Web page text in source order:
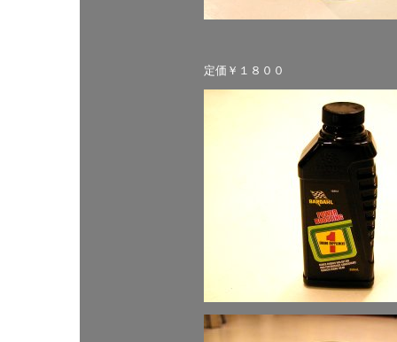
定価￥１８００